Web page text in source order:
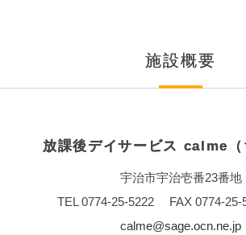
施設概要
放課後デイサービス calme（
宇治市宇治壱番23番地
TEL 0774-25-5222
FAX 0774-25-
calme@sage.ocn.ne.jp